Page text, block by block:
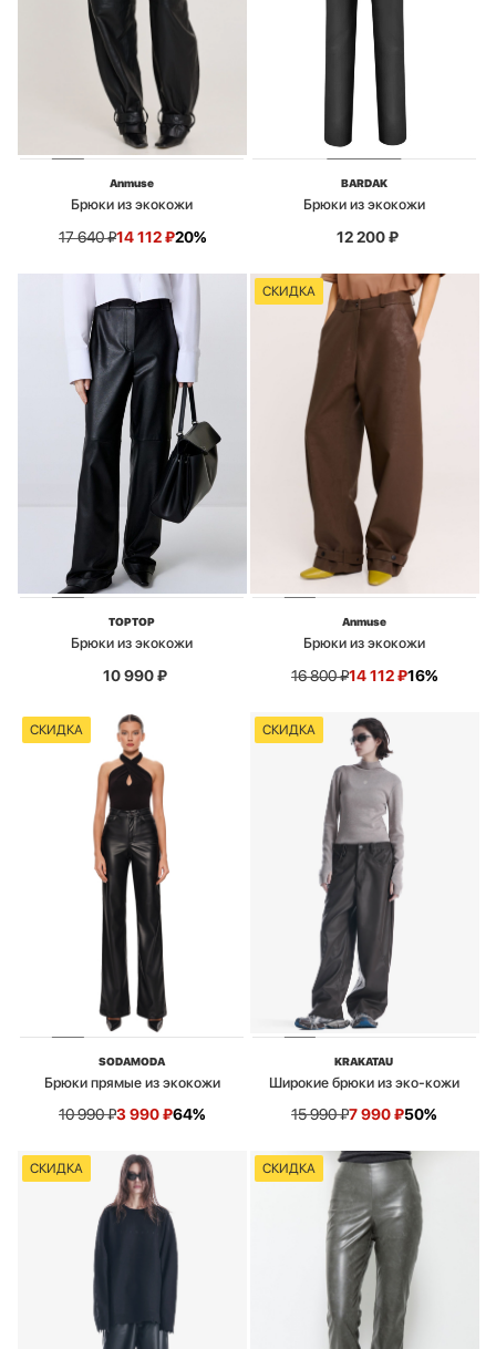
Anmuse
Брюки из экокожи
17 640₽14 112₽20%
BARDAK
Брюки из экокожи
12 200₽
TOPTOP
Брюки из экокожи
10 990₽
СКИДКА
Anmuse
Брюки из экокожи
16 800₽14 112₽16%
СКИДКА
SODAMODA
Брюки прямые из экокожи
10 990₽3 990₽64%
СКИДКА
KRAKATAU
Широкие брюки из эко-кожи
15 990₽7 990₽50%
СКИДКА СКИДКА